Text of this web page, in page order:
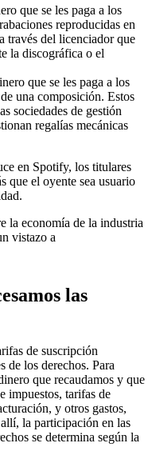
que se les paga a los
reproducidas en
través del licenciador que
la discográfica o el
que se les paga a los
una composición. Estos
sociedades de gestión
regalías mecánicas
en Spotify, los titulares
que el oyente sea usuario
la economía de la industria
vistazo a
las
de suscripción
de los derechos. Para
que recaudamos y que
impuestos, tarifas de
y otros gastos,
la participación en las
se determina según la